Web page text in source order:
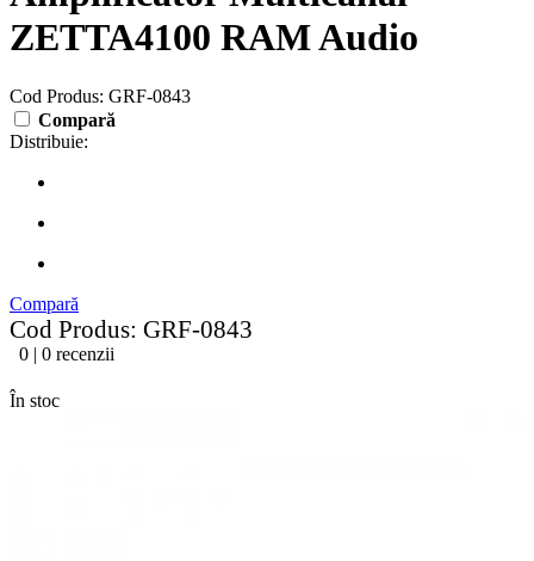
ZETTA4100 RAM Audio
Cod Produs: GRF-0843
Compară
Distribuie:
Compară
Cod Produs: GRF-0843
0 | 0 recenzii
În stoc